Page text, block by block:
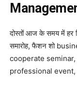
दोस्तों आज के समय में हर
समारोह, फैशन शो
cooperate
professional